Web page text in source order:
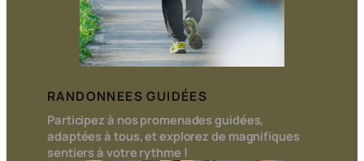
RANDONNEES GUIDÉES
Participez à nos promenades guidées,
adaptées à tous, et explorez de magnifiques
sentiers à votre rythme !